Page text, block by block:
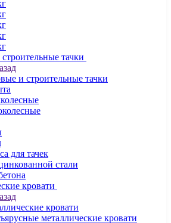
тачки
и строительные тачки
для тачек
стали
кровати
кровати
металлические кровати